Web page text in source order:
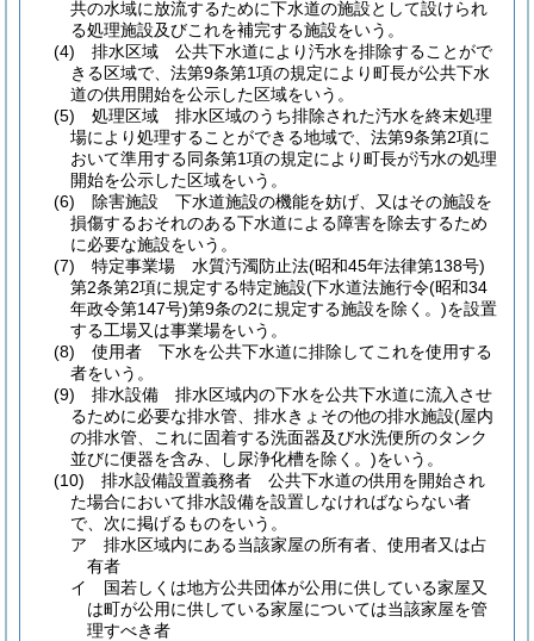
共の水域に放流するために下水道の施設として設けられ
る処理施設及びこれを補完する施設をいう。
(4)
排水区域 公共下水道により汚水を排除することがで
きる区域で、法第9条第1項の規定により町長が公共下水
道の供用開始を公示した区域をいう。
(5)
処理区域 排水区域のうち排除された汚水を終末処理
場により処理することができる地域で、法第9条第2項に
おいて準用する同条第1項の規定により町長が汚水の処理
開始を公示した区域をいう。
(6)
除害施設 下水道施設の機能を妨げ、又はその施設を
損傷するおそれのある下水道による障害を除去するため
に必要な施設をいう。
(7)
特定事業場 水質汚濁防止法(昭和45年法律第138号)
第2条第2項に規定する特定施設(下水道法施行令(昭和34
年政令第147号)第9条の2に規定する施設を除く。)を設置
する工場又は事業場をいう。
(8)
使用者 下水を公共下水道に排除してこれを使用する
者をいう。
(9)
排水設備 排水区域内の下水を公共下水道に流入させ
るために必要な排水管、排水きょその他の排水施設(屋内
の排水管、これに固着する洗面器及び水洗便所のタンク
並びに便器を含み、し尿浄化槽を除く。)をいう。
(10)
排水設備設置義務者 公共下水道の供用を開始され
た場合において排水設備を設置しなければならない者
で、次に掲げるものをいう。
ア
排水区域内にある当該家屋の所有者、使用者又は占
有者
イ
国若しくは地方公共団体が公用に供している家屋又
は町が公用に供している家屋については当該家屋を管
理すべき者